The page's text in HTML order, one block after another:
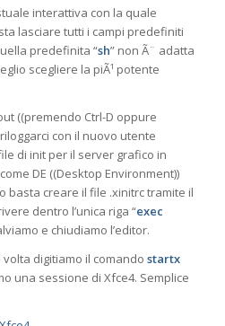
interattiva con la quale
lasciare tutti i campi predefiniti
predefinita “sh” non Ã¨ adatta
scegliere la piÃ¹ potente
((premendo Ctrl-D oppure
riloggarci con il nuovo utente
di init per il server grafico in
DE ((Desktop Environment))
basta creare il file .xinitrc tramite il
dentro l’unica riga “exec
e chiudiamo l’editor.
digitiamo il comando startx
una sessione di Xfce4. Semplice